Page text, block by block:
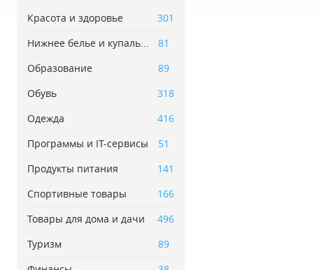
Красота и здоровье
301
Нижнее белье и купаль...
81
Образование
89
Обувь
318
Одежда
416
Программы и IT-сервисы
51
Продукты питания
141
Спортивные товары
166
Товары для дома и дачи
496
Туризм
89